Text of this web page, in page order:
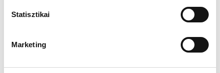
Statisztikai
Marketing
bomba hatás, hiszen 11-12 hónapig fele
francia, fele magyar, 225 literes bordeaux-i
– mondja Benesch
Antal, hozzátéve: egy palack kiváló
vörösbor az ünnepi menü kihagyhatatlan